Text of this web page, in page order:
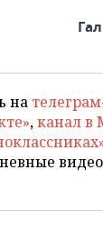
на
,канал в